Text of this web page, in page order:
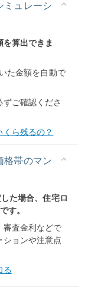
ミュレーシ
算出できま
た金額を自動で
ご確認くださ
ら残るの？
格帯のマン
た場合、住宅ロ
す。
審査金利などで
ションや注意点
る